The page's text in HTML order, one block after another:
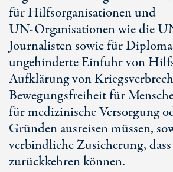
für Hilfsorganisationen und
UN-Organisationenwie die
Journalisten sowie für
ungehinderte Einfuhr von
Aufklärung von
Bewegungsfreiheit für
für medizinische Versorgung
Gründen ausreisen müssen,
verbindliche Zusicherung, dass
zurückkehren können.